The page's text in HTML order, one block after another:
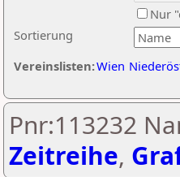
Sortierung
Nur
Vereinslisten:Wien
Pnr:113232
Zeitreihe,